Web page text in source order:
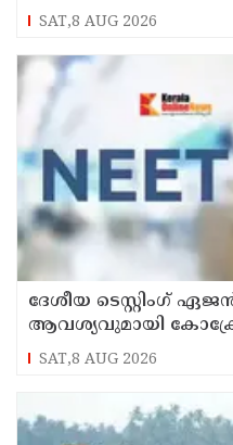
SAT,8 AUG 2026
ദേശീയ ടെസ്റ്റിംഗ്
ആവശ്യവുമായി
SAT,8 AUG 2026